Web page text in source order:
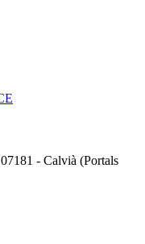
- Calvià (Portals